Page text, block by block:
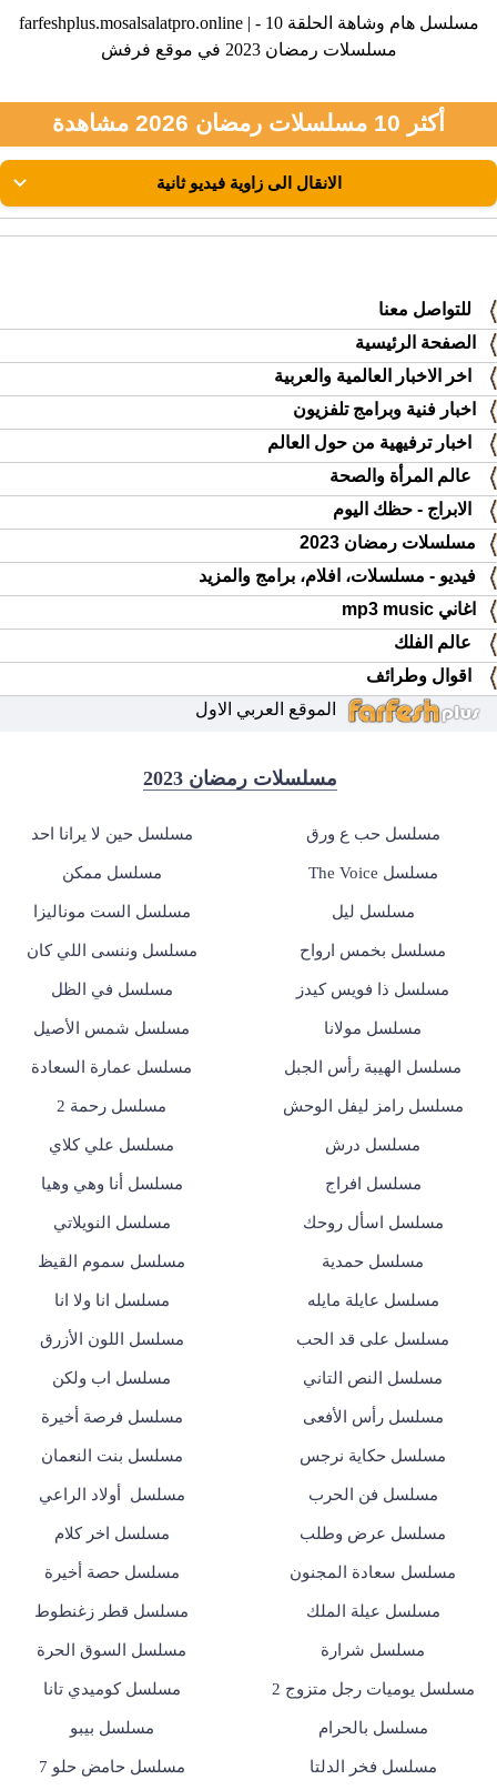
farfeshplus.mosalsalatpro.online | مسلسل هام وشاهة الحلقة 10 -
مسلسلات رمضان 2023 في موقع فرفش
أكثر 10 مسلسلات رمضان 2026 مشاهدة
للتواصل معنا
الصفحة الرئيسية
اخر الاخبار العالمية والعربية
اخبار فنية وبرامج تلفزيون
اخبار ترفيهية من حول العالم
عالم المرأة والصحة
الابراج - حظك اليوم
مسلسلات رمضان 2023
فيديو - مسلسلات، افلام، برامج والمزيد
اغاني mp3 music
عالم الفلك
اقوال وطرائف
الموقع العربي الاول
مسلسلات رمضان 2023
مسلسل حب ع ورق مسلسل حين لا يرانا احد
مسلسل The Voice مسلسل ممكن
مسلسل ليل مسلسل الست موناليزا
مسلسل بخمس ارواح مسلسل وننسى اللي كان
مسلسل ذا فويس كيدز مسلسل في الظل
مسلسل مولانا مسلسل شمس الأصيل
مسلسل الهيبة رأس الجبل مسلسل عمارة السعادة
مسلسل رامز ليفل الوحش مسلسل رحمة 2
مسلسل درش مسلسل علي كلاي
مسلسل افراج مسلسل أنا وهي وهيا
مسلسل اسأل روحك مسلسل النويلاتي
مسلسل حمدية مسلسل سموم القيظ
مسلسل عايلة مايله مسلسل انا ولا انا
مسلسل على قد الحب مسلسل اللون الأزرق
مسلسل النص التاني مسلسل اب ولكن
مسلسل رأس الأفعى مسلسل فرصة أخيرة
مسلسل حكاية نرجس مسلسل بنت النعمان
مسلسل فن الحرب مسلسل أولاد الراعي
مسلسل عرض وطلب مسلسل اخر كلام
مسلسل سعادة المجنون مسلسل حصة أخيرة
مسلسل عيلة الملك مسلسل قطر زغنطوط
مسلسل شرارة مسلسل السوق الحرة
مسلسل يوميات رجل متزوج 2 مسلسل كوميدي تانا
مسلسل بالحرام مسلسل بيبو
مسلسل فخر الدلتا مسلسل حامض حلو 7